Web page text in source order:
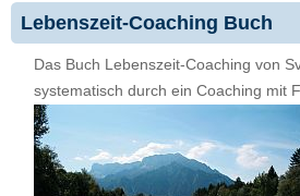
Lebenszeit-Coaching Buch
Das Buch Lebenszeit-Coaching von
systematisch durch ein Coaching mit